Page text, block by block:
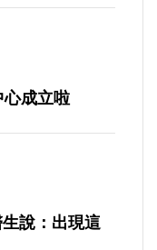
心成立啦
說：出現這